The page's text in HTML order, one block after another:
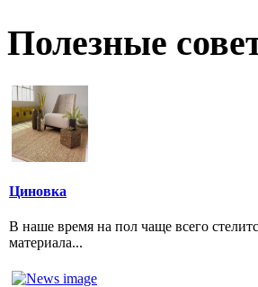
Полезные
Циновка
В наше время на пол чаще всего
материала...